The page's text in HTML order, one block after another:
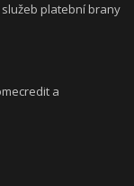
platební brany
a